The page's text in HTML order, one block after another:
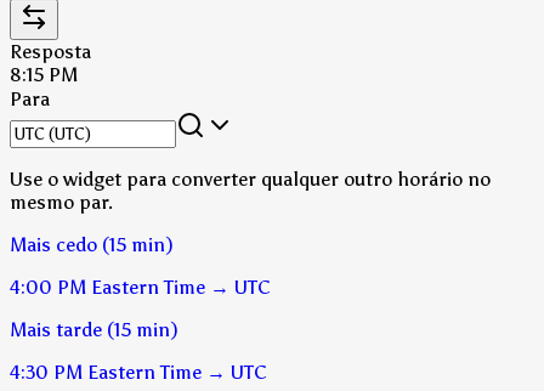
Resposta
8:15 PM
Para
Use o widget para converter qualquer outro horário no
mesmo par.
Mais cedo (15 min)
4:00 PM Eastern Time → UTC
Mais tarde (15 min)
4:30 PM Eastern Time → UTC